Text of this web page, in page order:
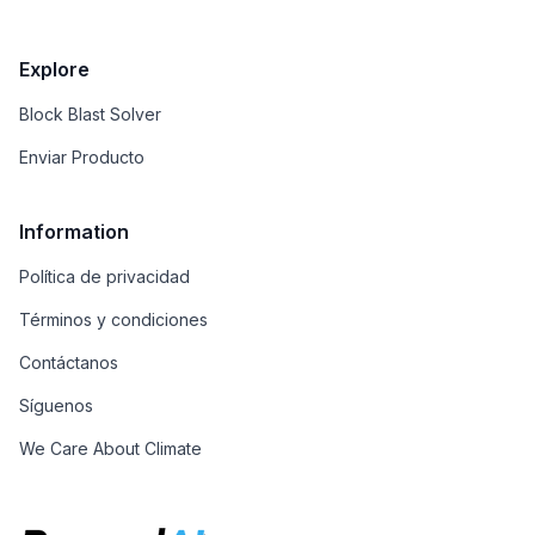
Explore
Block Blast Solver
Enviar Producto
Information
Política de privacidad
Términos y condiciones
Contáctanos
Síguenos
We Care About Climate